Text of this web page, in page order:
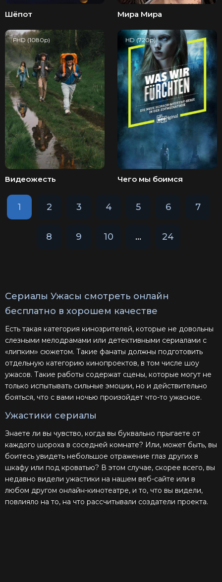
Шёпот Мира Мира
FHD (1080p)
Видеожесть
HD (720p)
Чего мы боимся
1 2 3 4 5 6 7
8 9 10 ... 24
Сериалы Ужасы смотреть онлайн
бесплатно в хорошем качестве
Есть такая категория кинозрителей, которые не довольны
слезными мелодрамами или детективными сериалами с
«липким» сюжетом. Такие фанаты должны подготовить
отдельную категорию кинопроектов, в том числе шоу
ужасов. Такие работы содержат сцены, которые могут не
только испытывать сильные эмоции, но и действительно
бояться, что с вами ночью произойдет что-то ужасное.
Ужастики сериалы
Знаете ли вы чувство, когда вы буквально прыгаете от
каждого шороха в соседней комнате? Или, может быть, вы
боитесь увидеть небольшое отражение глаз других в
шкафу или под кроватью? В этом случае, скорее всего, вы
недавно видели ужастики на нашем веб-сайте или в
любом другом онлайн-кинотеатре, и то, что вы видели,
повлияло на то, на что рассчитывали создатели проекта.